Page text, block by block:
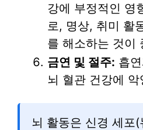
강에 부정적인 영
로, 명상, 취미 활
를 해소하는 것이
금연 및 절주: 흡
뇌 혈관 건강에
뇌 활동은 신경 세포